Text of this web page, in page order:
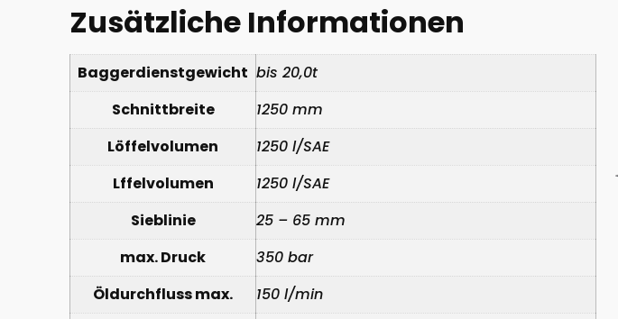
Zusätzliche Informationen
Baggerdienstgewicht bis 20,0t
Schnittbreite
1250 mm
Löffelvolumen
1250 l/SAE
Lffelvolumen
1250 l/SAE
Sieblinie
25 – 65 mm
max. Druck
350 bar
Öldurchfluss max.
150 l/min